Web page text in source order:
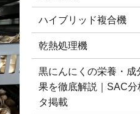
ハイブリッド複合機
乾熱処理機
黒にんにくの栄養・成
果を徹底解説｜SAC分
タ掲載